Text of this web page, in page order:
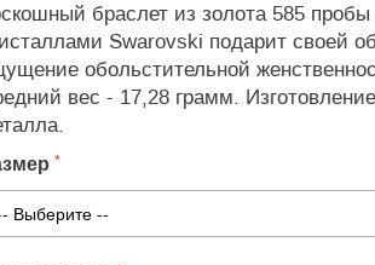
браслет из золота 585
Swarovski подарит своей
обольстительной
вес - 17,28 грамм.